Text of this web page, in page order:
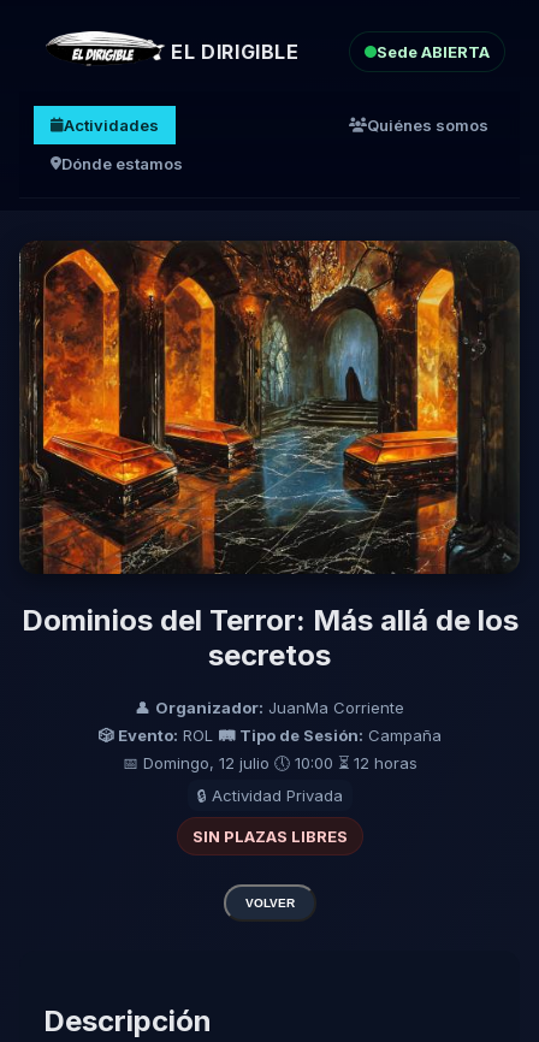
EL DIRIGIBLE Sede ABIERTA
Actividades
Quiénes somos
Dónde estamos
Dominios del Terror: Más allá de los
secretos
👤 Organizador: JuanMa Corriente
🎲 Evento: ROL 🛤️ Tipo de Sesión: Campaña
📅 Domingo, 12 julio 🕔 10:00 ⏳ 12 horas
🔒 Actividad Privada
SIN PLAZAS LIBRES
VOLVER
Descripción